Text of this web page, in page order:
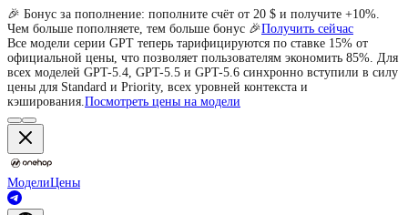
🎉 Бонус за пополнение: пополните счёт от 20 $ и получите +10%.
Чем больше пополняете, тем больше бонус 🎉Получить сейчас
Все модели серии GPT теперь тарифицируются по ставке 15% от
официальной цены, что позволяет пользователям экономить 85%. Для
всех моделей GPT-5.4, GPT-5.5 и GPT-5.6 синхронно вступили в силу
цены для Standard и Priority, всех уровней контекста и
кэширования.Посмотреть цены на модели
МоделиЦены